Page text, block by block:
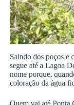
Saindo dos poços e
segue até a Lagoa
nome porque,
coloração da água